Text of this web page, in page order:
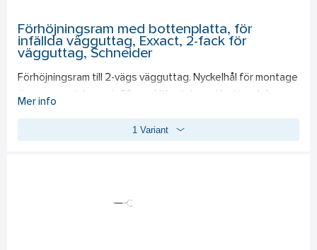
Förhöjningsram med bottenplatta, för
infällda vägguttag, Exxact, 2-fack för
vägguttag, Schneider
Förhöjningsram till 2-vägs vägguttag. Nyckelhål för montage
över apparatdosa c/c 60 mm. Utbrytningar i bottendel.
installationen. Kompletteras med valfri Exxact-apparat.
Mer info
1 Variant